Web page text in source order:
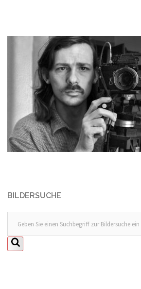
BILDERSUCHE